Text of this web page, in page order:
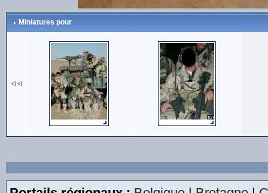
Miniatures pour